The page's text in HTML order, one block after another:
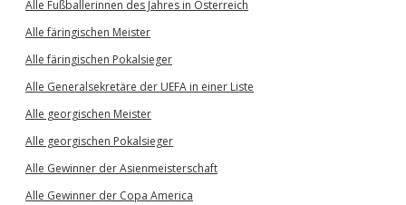
Alle Fußballerinnen des Jahres in Österreich
Alle färingischen Meister
Alle färingischen Pokalsieger
Alle Generalsekretäre der UEFA in einer Liste
Alle georgischen Meister
Alle georgischen Pokalsieger
Alle Gewinner der Asienmeisterschaft
Alle Gewinner der Copa America